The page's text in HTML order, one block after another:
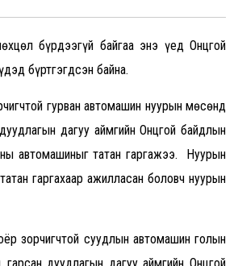
бүрдээгүй байгаа энэ үед Онцгой
бүртгэгдсэн байна.
гурван автомашин нуурын мөсөнд
дагуу аймгийн Онцгой байдлын
автомашиныг татан гаргажээ. Нуурын
гаргахаар ажилласан боловч нуурын
зорчигчтой суудлын автомашин голын